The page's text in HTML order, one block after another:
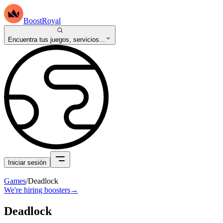
BoostRoyal
Encuentra tus juegos, servicios...
Iniciar sesión
Games/Deadlock
We're hiring boosters→
Deadlock